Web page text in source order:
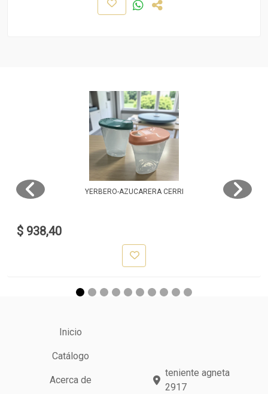
YERBERO-AZUCARERA CERRI
$ 938,40
Inicio
Catálogo
Acerca de
teniente agneta
2917